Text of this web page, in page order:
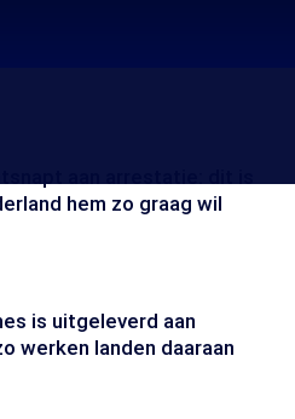
hem zo graag wil
is uitgeleverd aan
werken landen daaraan